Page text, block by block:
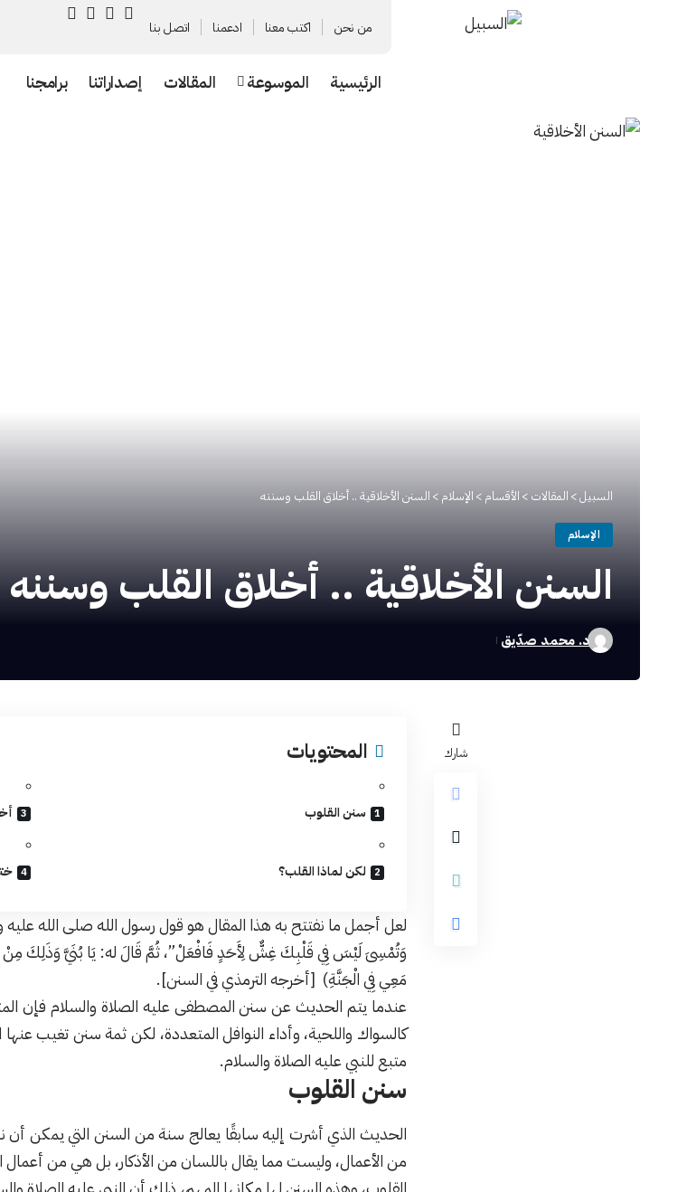
من نحن اكتب معنا ادعمنا اتصل بنا
الرئيسية الموسوعة المقالات إصداراتنا برامجنا
السبيل> المقالات > الأقسام > الإسلام > السنن الأخلاقية .. أخلاق القلب وسننه
الإسلام
السنن الأخلاقية .. أخلاق القلب وسننه
د. محمد صدّيق
شارك المحتويات
سنن القلوب
لكن لماذا القلب؟
لعل أجمل ما نفتتح به هذا المقال هو قول رسول الله صلى الله
وَتُمْسِىَ لَيْسَ فِي قَلْبِكَ غِشٌّ لِأَحَدٍ فَافْعَلْ”، ثُمَّ قَالَ له: يَا بُنَيَّ وَذَلِكَ
مَعِي فِي الْجَنَّةِ) [أخرجه الترمذي في السنن].
عندما يتم الحديث عن سنن المصطفى عليه الصلاة والسلام فإن
كالسواك واللحية، وأداء النوافل المتعددة، لكن ثمة سنن تغيب
متبع للنبي عليه الصلاة والسلام.
سنن القلوب
الحديث الذي أشرت إليه سابقًا يعالج سنة من السنن التي يمكن
من الأعمال، وليست مما يقال باللسان من الأذكار، بل هي من